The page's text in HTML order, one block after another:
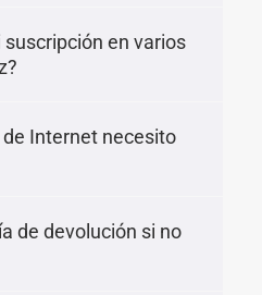
suscripción en varios
Internet necesito
de devolución si no